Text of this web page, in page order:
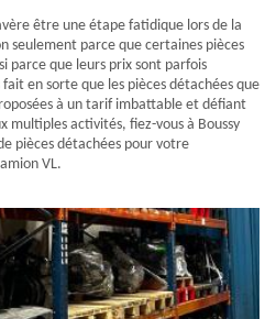
être une étape fatidique lors de la
seulement parce que certaines pièces
parce que leurs prix sont parfois
en sorte que les pièces détachées que
à un tarif imbattable et défiant
multiples activités, fiez-vous à Boussy
pièces détachées pour votre
VL.